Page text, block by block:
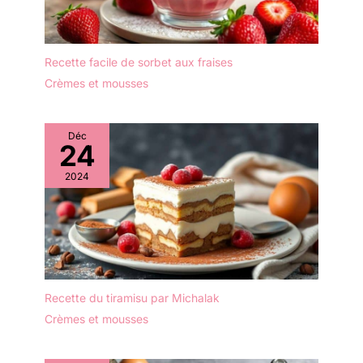
résidus ou d'odeurs. Le
matériau de haute qualité
garantit une durabilité
Aspect classique et poli
miroir: Nos cuillère à
glace de haute qualité
sont soigneusement
conçues pour ajouter de
l'élégance et de la
sophistication à votre
table. La finition miroir
classique conviennent à
sont appréciés par la
inoxydable de qualité
supérieure, ce qui les
rend durables,
résistantes à la rouille et
garantissant une prise en
main confortable et sans
danger pour la bouche.
【Prise en main
confortable】 Ces
cuillères de 23 cm de
long sont fabriquées en
acier inoxydable avec
des bords
soigneusement arrondis
Recette facile de sorbet aux fraises
Crèmes et mousses
Déc
24
2024
Recette du tiramisu par Michalak
Crèmes et mousses